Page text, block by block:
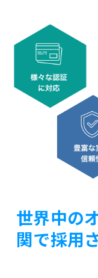
世界中の
関で採用